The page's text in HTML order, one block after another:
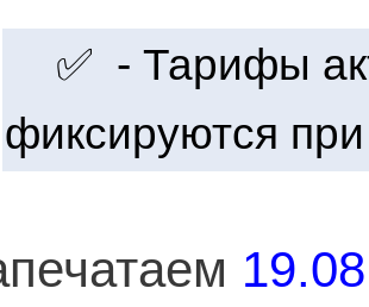
✅ - Тарифы
фиксируются